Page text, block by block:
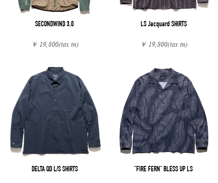
SECONDWIND 3.0
￥ 19,800(tax in)
LS Jacquard SHIRTS
￥ 19,800(tax in)
DELTA QD L/S SHIRTS "FIRE FERN" BLESS UP LS